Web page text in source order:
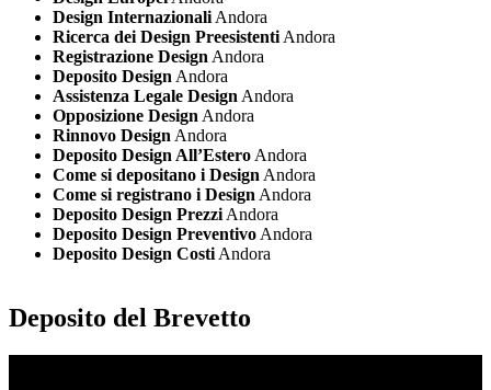
Design Internazionali Andora
Ricerca dei Design Preesistenti Andora
Registrazione Design Andora
Deposito Design Andora
Assistenza Legale Design Andora
Opposizione Design Andora
Rinnovo Design Andora
Deposito Design All’Estero Andora
Come si depositano i Design Andora
Come si registrano i Design Andora
Deposito Design Prezzi Andora
Deposito Design Preventivo Andora
Deposito Design Costi Andora
Deposito del Brevetto